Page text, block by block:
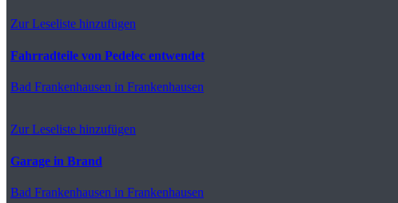
Zur Leseliste hinzufügen
Fahrradteile von Pedelec entwendet
Bad Frankenhausen in Frankenhausen
Zur Leseliste hinzufügen
Garage in Brand
Bad Frankenhausen in Frankenhausen